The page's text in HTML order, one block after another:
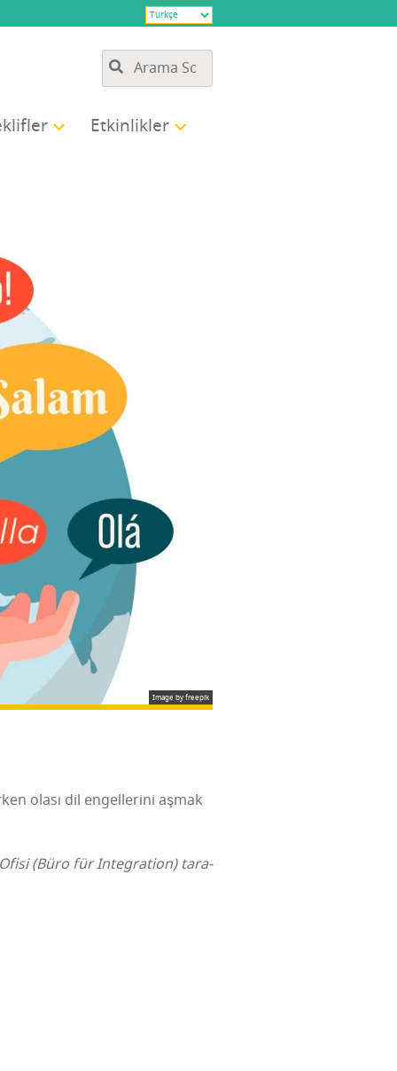
Etkin­lik­ler
Image by freepik
ola­sı dil engel­le­ri­ni aşmak
Ofi­si (Büro für Integ­ra­ti­on) tara­